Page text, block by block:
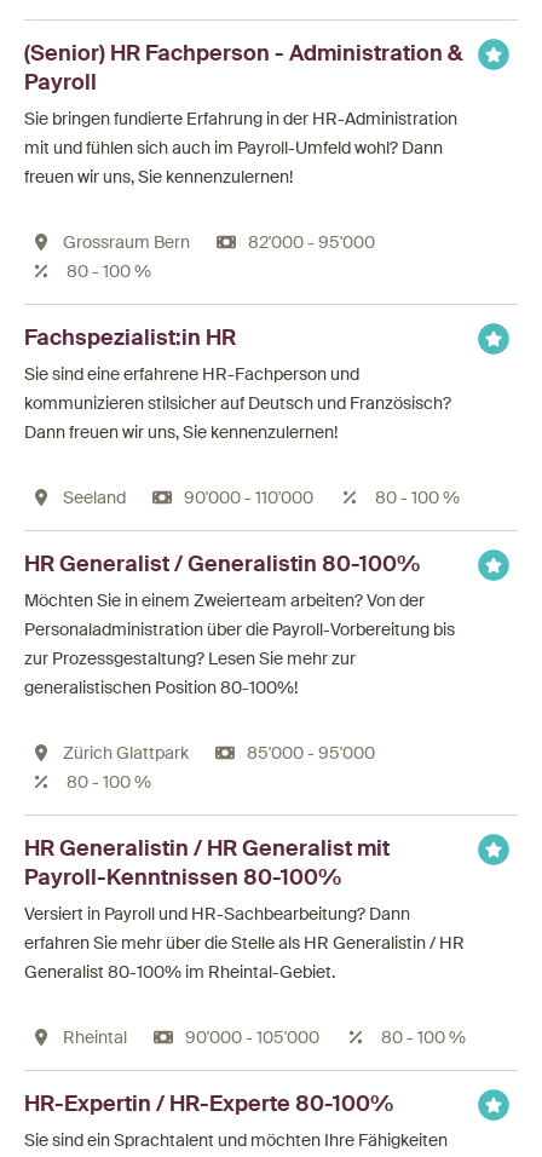
(Senior) HR Fachperson - Administration &
Payroll
Sie bringen fundierte Erfahrung in der HR-Administration
mit und fühlen sich auch im Payroll-Umfeld wohl? Dann
freuen wir uns, Sie kennenzulernen!
Grossraum Bern
82'000 - 95'000
80 - 100 %
Fachspezialist:in HR
Sie sind eine erfahrene HR-Fachperson und
kommunizieren stilsicher auf Deutsch und Französisch?
Dann freuen wir uns, Sie kennenzulernen!
Seeland 90'000 - 110'000 80 - 100 %
HR Generalist / Generalistin 80-100%
Möchten Sie in einem Zweierteam arbeiten? Von der
Personaladministration über die Payroll-Vorbereitung bis
zur Prozessgestaltung? Lesen Sie mehr zur
generalistischen Position 80-100%!
Zürich Glattpark
85'000 - 95'000
80 - 100 %
HR Generalistin / HR Generalist mit
Payroll-Kenntnissen 80-100%
Versiert in Payroll und HR-Sachbearbeitung? Dann
erfahren Sie mehr über die Stelle als HR Generalistin / HR
Generalist 80-100% im Rheintal-Gebiet.
Rheintal 90'000 - 105'000 80 - 100 %
HR-Expertin / HR-Experte 80-100%
Sie sind ein Sprachtalent und möchten Ihre Fähigkeiten